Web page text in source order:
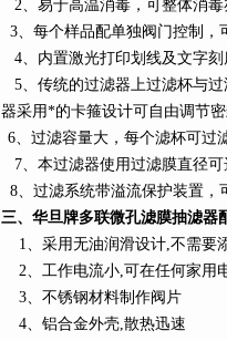
2、易于高温消毒，可整体消
3、每个样品配单独阀门控制，
4、内置激光打印划线及文字
5、传统的过滤器上过滤杯与
器采用*的卡箍设计可自由调节
6、过滤容量大，每个滤杯可过
7、本过滤器使用过滤膜直径可
8、过滤系统带溢流保护装置
三、华旦牌多联微孔滤膜抽滤器
1、采用无油润滑设计,不需要
2、工作电流小,可在任何家用
3、不锈钢材料制作阀片
4、铝合金外壳,散热迅速